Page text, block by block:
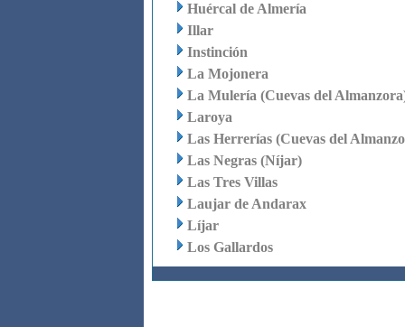
Huércal de Almería
Illar
Instinción
La Mojonera
La Mulería (Cuevas del
Laroya
Las Herrerías (Cuevas del
Las Negras (Níjar)
Las Tres Villas
Laujar de Andarax
Líjar
Los Gallardos